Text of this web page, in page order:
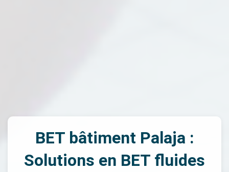
BET bâtiment Palaja :
Solutions en BET fluides